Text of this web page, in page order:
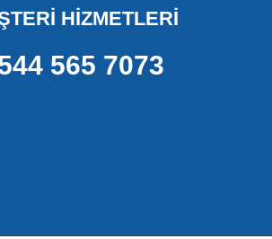
HİZMETLERİ
565 7073